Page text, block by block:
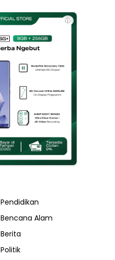
ⓘ
Pendidikan
Bencana Alam
Berita
Politik